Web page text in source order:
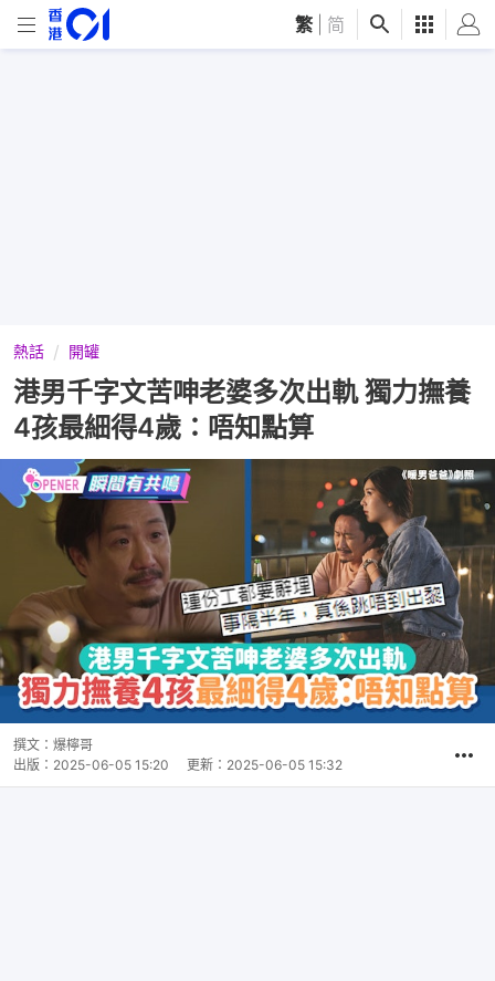
繁 简
熱話 開罐
港男千字文苦呻老婆多次出軌 獨力撫養
4孩最細得4歲：唔知點算
撰文： 爆檸哥
出版： 2025-06-05 15:20 更新： 2025-06-05 15:32